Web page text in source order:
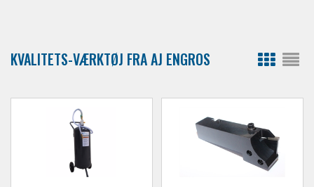
KVALITETS-VÆRKTØJ FRA AJ ENGROS